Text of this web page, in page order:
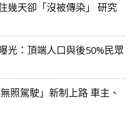
幾天卻「沒被傳染」 研究
光：頂端人口與後50%民眾
照駕駛」新制上路 車主、